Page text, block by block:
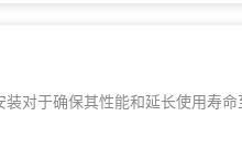
对于确保其性能和延长使用寿